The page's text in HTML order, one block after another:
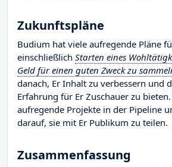
Zukunftspläne
Budium hat viele aufregende Pläne
einschließlich Starten eines
Geld für einen guten Zweck zu
danach, Er Inhalt zu verbessern und
Erfahrung für Er Zuschauer zu
aufregende Projekte in der Pipeline
darauf, sie mit Er Publikum zu teilen.
Zusammenfassung